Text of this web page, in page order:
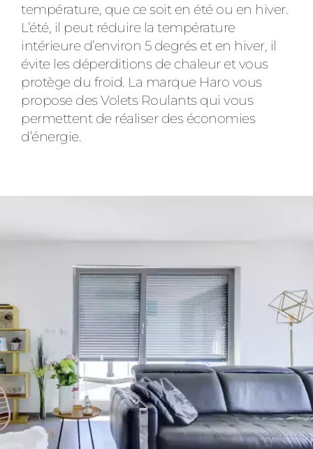
température, que ce soit en été ou en hiver.
L’été, il peut réduire la température
intérieure d’environ 5 degrés et en hiver, il
évite les déperditions de chaleur et vous
protège du froid. La marque Haro vous
propose des Volets Roulants qui vous
permettent de réaliser des économies
d’énergie.